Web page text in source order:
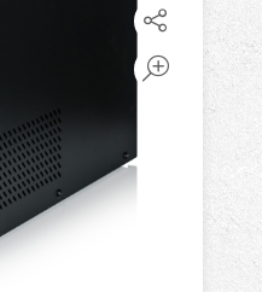
باتری آلکالاین
سلاموند